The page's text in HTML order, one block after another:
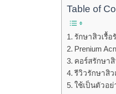
Table of
รักษาสิวเรื้
Prenium
คอร์สรักษาสิ
รีวิวรักษาสิว
ใช้เป็นตัวอ